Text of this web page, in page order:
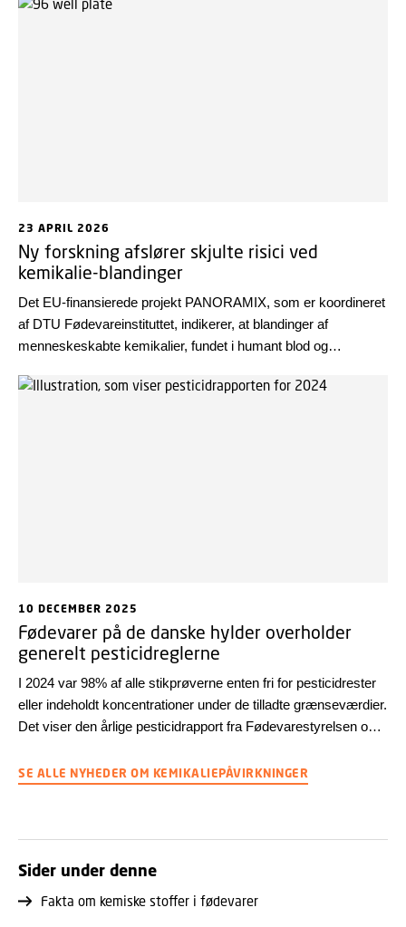
23 APRIL 2026
Ny forskning afslører skjulte risici ved
kemikalie-blandinger
Det EU-finansierede projekt PANORAMIX, som er koordineret
af DTU Fødevareinstituttet, indikerer, at blandinger af
menneskeskabte kemikalier, fundet i humant blod og
selv når de enkelte stoffer forekommer i niveauer, der
10 DECEMBER 2025
Fødevarer på de danske hylder overholder
generelt pesticidreglerne
I 2024 var 98% af alle stikprøverne enten fri for pesticidrester
eller indeholdt koncentrationer under de tilladte grænseværdier.
Det viser den årlige pesticidrapport fra Fødevarestyrelsen og
SE ALLE NYHEDER OM KEMIKALIEPÅVIRKNINGER
Sider under denne
Fakta om kemiske stoffer i fødevarer